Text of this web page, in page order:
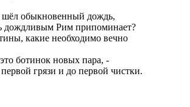
обыкновенный дождь,
дождливым Рим припоминает?
какие необходимо вечно
ботинок новых пара, -
грязи и до первой чистки.